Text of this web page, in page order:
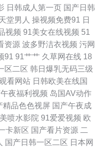
日韩成人网 91亚洲做爱视频
产婷婷久久 91草免费在线看
产精品自拍第一区页 五月婷婷
观看 成人国产五区 日本H祝频
直射 蜜臀久久99精品久久 91N
院 91蜜臀人妻中文 久久麻豆
日韩成人第一页 国产日韩
堂男人 操视频免费91 日
视频 91美女在线视频 51
资源 波多野洁衣视频 污网
91 91艹艹 久草网在线 18
区二区 韩日爆乳无码三级
看网站 日韩欧美在线国
夜福利视频 岛国AV动作
精品色色视屏 国产午夜成
喷水影院 91爱爱视频 欧
卡新区 国产看片资源 二
国产日韩一区二区 日本网